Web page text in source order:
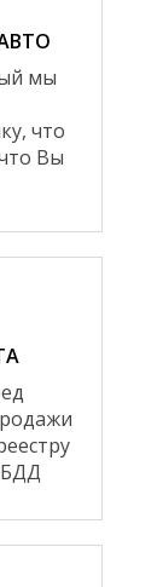
мы
что
Вы